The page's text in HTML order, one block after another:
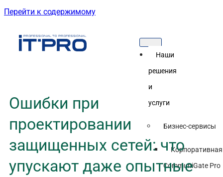
Перейти к содержимому
Наши
решения
и
услуги
Бизнес-сервисы
CommuniGate Pro
Ошибки при
проектировании
защищенных сетей: что
упускают даже опытные